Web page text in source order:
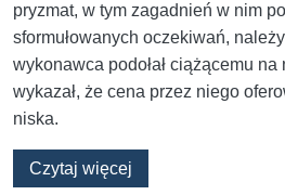
pryzmat, w tym zagadnień w nim
sformułowanych oczekiwań,
wykonawca podołał ciążącemu
wykazał, że cena przez niego
niska.
Czytaj więcej